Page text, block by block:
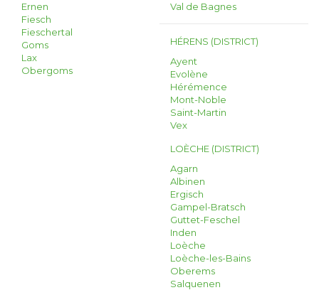
Ernen
Fiesch
Fieschertal
Goms
Lax
Obergoms
Val de Bagnes
HÉRENS (DISTRICT)
Ayent
Evolène
Hérémence
Mont-Noble
Saint-Martin
Vex
LOÈCHE (DISTRICT)
Agarn
Albinen
Ergisch
Gampel-Bratsch
Guttet-Feschel
Inden
Loèche
Loèche-les-Bains
Oberems
Salquenen